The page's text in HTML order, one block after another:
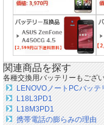
関連商品を探す
各種交換用バッテリーもござい
LENOVOノートPCバッテ
L18L3PD1
L18M3PD1
携帯電話の膨らみの理由